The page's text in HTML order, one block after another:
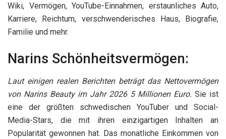
Wiki, Vermögen, YouTube-Einnahmen, erstaunliches Auto,
Karriere, Reichtum, verschwenderisches Haus, Biografie,
Familie und mehr.
Narins Schönheitsvermögen:
Laut einigen realen Berichten beträgt das Nettovermögen
von Narins Beauty im Jahr 2026 5 Millionen Euro. Sie ist
eine der größten schwedischen YouTuber und Social-
Media-Stars, die mit ihren einzigartigen Inhalten an
Popularität gewonnen hat. Das monatliche Einkommen von